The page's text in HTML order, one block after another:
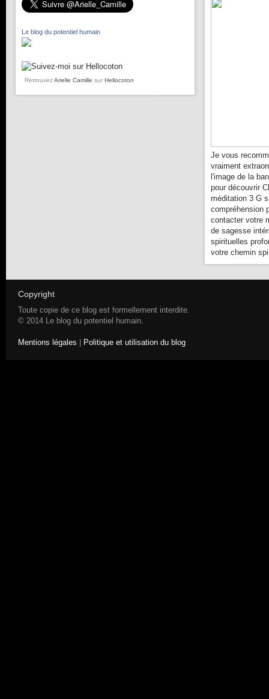
Le blog du potentiel humain
RetrouvezArielle Camille sur Hellocoton
Je vous
vraiment
l'image de la
pour découvrir
méditation 3 G
compréhension
contacter votre
de sagesse
spirituelles
votre chemin
Copyright
Toute copie de ce blog est formellement interdite.
© 2014 Le blog du potentiel humain.
Mentions légales | Politique et utilisation du blog